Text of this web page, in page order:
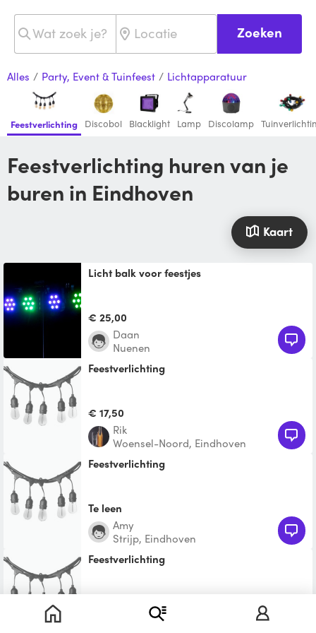
Zoeken
Alles / Party, Event & Tuinfeest / Lichtapparatuur
Feestverlichting Discobol Blacklight Lamp Discolamp
Feestverlichting huren van je
buren in Eindhoven
Kaart
licht balk voor feestjes
€ 25,00
Daan
Nuenen
Feestverlichting
€ 17,50
Rik
Woensel-Noord, Eindhoven
Feestverlichting
Te leen
Amy
Strijp, Eindhoven
Feestverlichting